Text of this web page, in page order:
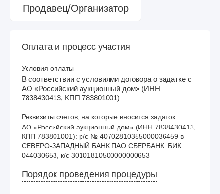
Продавец/Организатор
Оплата и процесс участия
Условия оплаты
В соответствии с условиями договора о задатке с
АО «Российский аукционный дом» (ИНН
7838430413, КПП 783801001)
Реквизиты счетов, на которые вносится задаток
АО «Российский аукционный дом» (ИНН 7838430413,
КПП 783801001): р/с № 40702810355000036459 в
СЕВЕРО-ЗАПАДНЫЙ БАНК ПАО СБЕРБАНК, БИК
044030653, к/с 30101810500000000653
Порядок проведения процедуры